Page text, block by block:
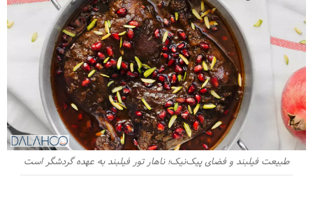
طبیعت فیلبند و فضای پیک‌نیک؛ ناهار تور فیلبند به عهده گردشگر است